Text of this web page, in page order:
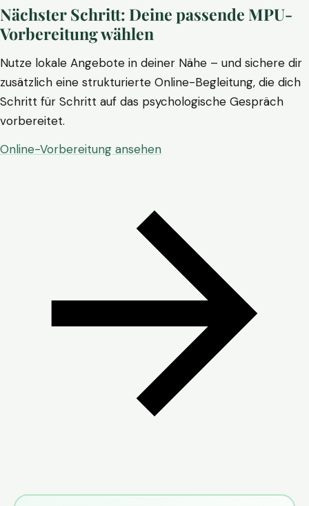
Nächster Schritt: Deine passende MPU-
Vorbereitung wählen
Nutze lokale Angebote in deiner Nähe – und sichere dir
zusätzlich eine strukturierte Online-Begleitung, die dich
Schritt für Schritt auf das psychologische Gespräch
vorbereitet.
Online-Vorbereitung ansehen